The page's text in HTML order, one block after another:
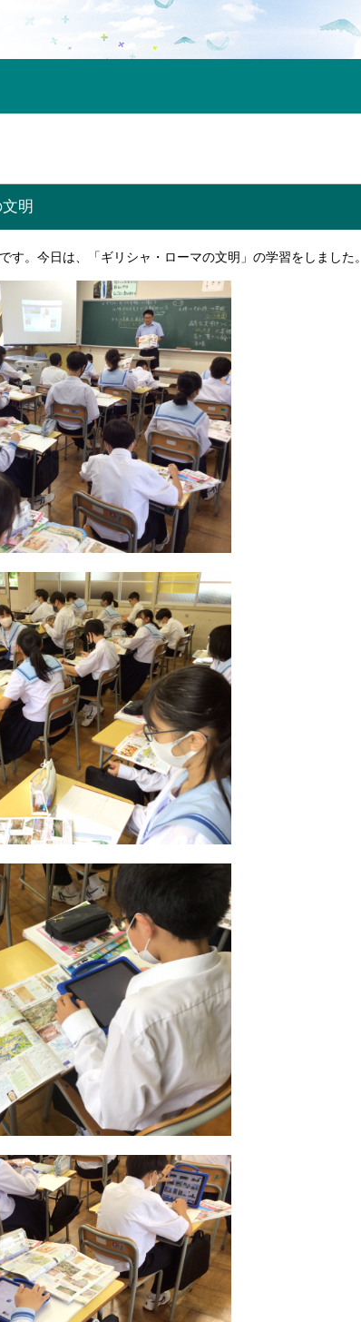
明
す。今日は、「ギリシャ・ローマの文明」の学習をしました。